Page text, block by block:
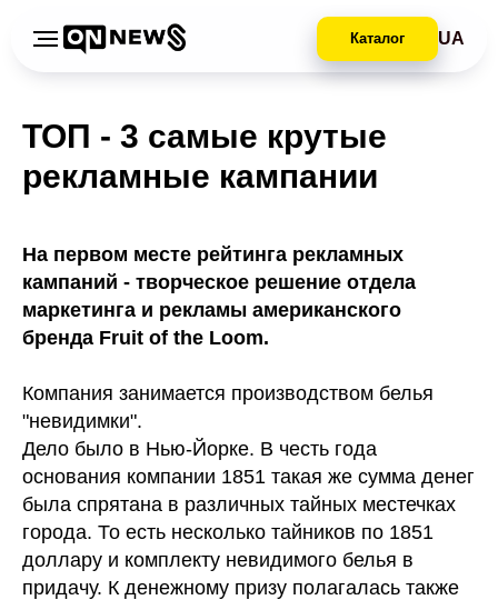
Каталог UA
ТОП - 3 самые крутые
рекламные кампании
На первом месте рейтинга рекламных
кампаний - творческое решение отдела
маркетинга и рекламы американского
бренда Fruit of the Loom.
Компания занимается производством белья
"невидимки".
Дело было в Нью-Йорке. В честь года
основания компании 1851 такая же сумма денег
была спрятана в различных тайных местечках
города. То есть несколько тайников по 1851
доллару и комплекту невидимого белья в
придачу. К денежному призу полагалась также